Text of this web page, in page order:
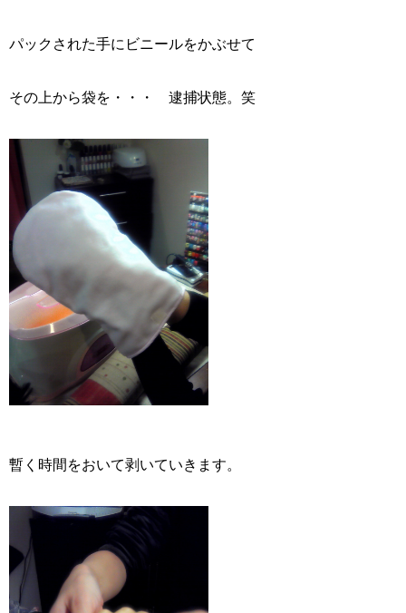
パックされた手にビニールをかぶせて
その上から袋を・・・ 逮捕状態。笑
暫く時間をおいて剥いていきます。